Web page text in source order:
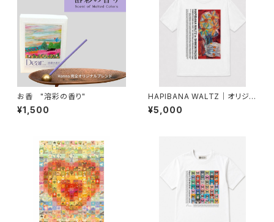
お香 "溶彩の香り"
¥1,500
HAPIBANA WALTZ｜オリジナ
ルアートTシャツ
¥5,000